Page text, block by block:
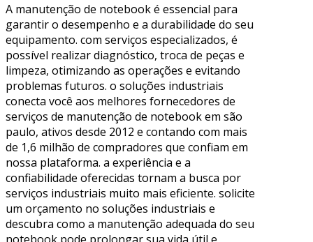
A manutenção de notebook é essencial para
garantir o desempenho e a durabilidade do seu
equipamento. com serviços especializados, é
possível realizar diagnóstico, troca de peças e
limpeza, otimizando as operações e evitando
problemas futuros. o soluções industriais
conecta você aos melhores fornecedores de
serviços de manutenção de notebook em são
paulo, ativos desde 2012 e contando com mais
de 1,6 milhão de compradores que confiam em
nossa plataforma. a experiência e a
confiabilidade oferecidas tornam a busca por
serviços industriais muito mais eficiente. solicite
um orçamento no soluções industriais e
descubra como a manutenção adequada do seu